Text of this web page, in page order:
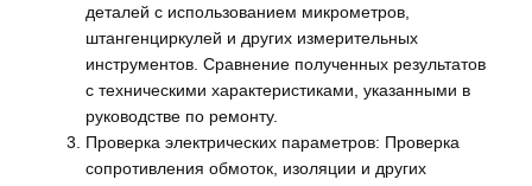
деталей с использованием микрометров,
штангенциркулей и других измерительных
инструментов. Сравнение полученных результатов
с техническими характеристиками, указанными в
руководстве по ремонту.
Проверка электрических параметров: Проверка
сопротивления обмоток, изоляции и других